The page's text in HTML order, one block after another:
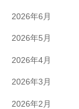
2026年6月
2026年5月
2026年4月
2026年3月
2026年2月